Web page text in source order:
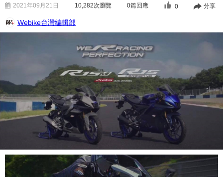
2021年09月21日 10,282次瀏覽 0篇回應 0 分享
Webike台灣編輯部